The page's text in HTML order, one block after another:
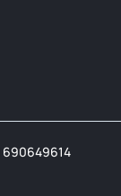
690649614